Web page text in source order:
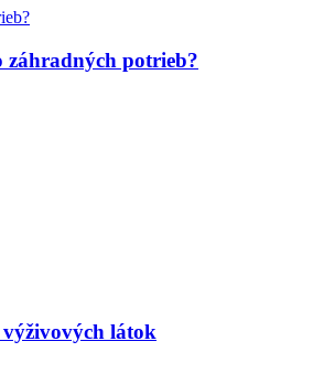
záhradných potrieb?
výživových látok